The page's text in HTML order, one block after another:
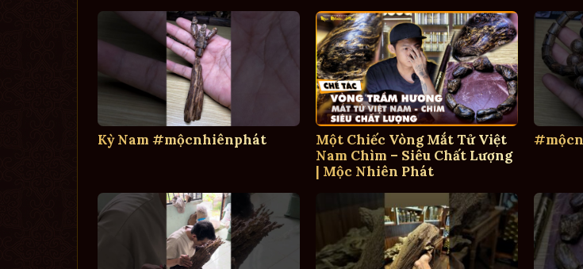
Kỳ Nam #mộcnhiênphát
Một Chiếc Vòng Mắt Tử Việt
Nam Chìm – Siêu Chất Lượng
| Mộc Nhiên Phát